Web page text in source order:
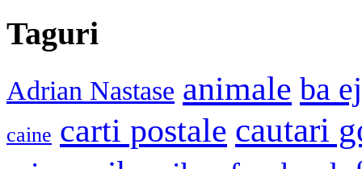
Taguri
Adrian Nastase animale ba
caine carti postale cautari